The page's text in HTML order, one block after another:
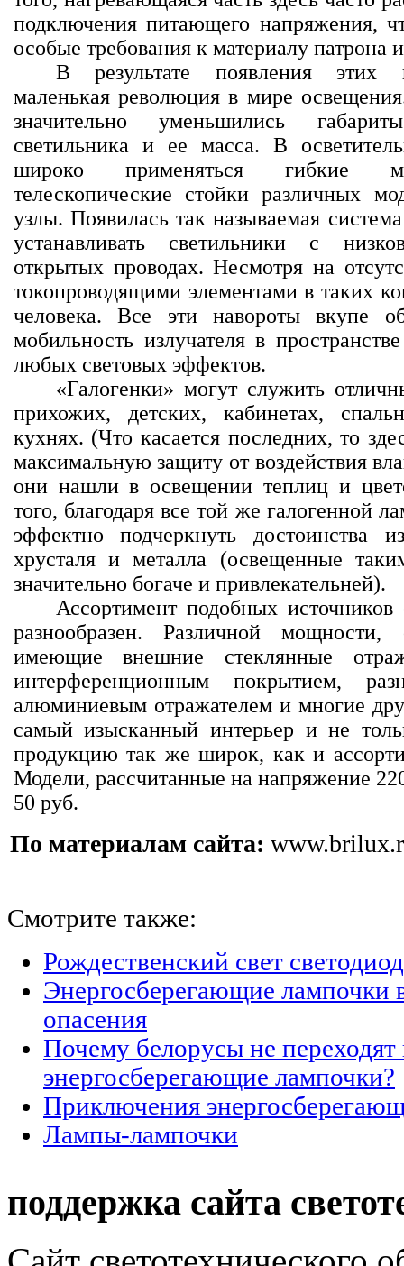
подключения питающего напряжения,
особые требования к материалу патрона
В результате появления этих
маленькая революция в мире
значительно уменьшились
светильника и ее масса. В
широко применяться гибкие
телескопические стойки различных
узлы. Появилась так называемая
устанавливать светильники с
открытых проводах. Несмотря на
токопроводящими элементами в таких
человека. Все эти навороты вкупе
мобильность излучателя в
любых световых эффектов.
«Галогенки» могут служить
прихожих, детских, кабинетах,
кухнях. (Что касается последних, то
максимальную защиту от воздействия
они нашли в освещении теплиц и
того, благодаря все той же галогенной
эффектно подчеркнуть достоинства
хрусталя и металла (освещенные
значительно богаче и привлекательней).
Ассортимент подобных
разнообразен. Различной
имеющие внешние стеклянные
интерференционным покрытием,
алюминиевым отражателем и многие
самый изысканный интерьер и не
продукцию так же широк, как и
Модели, рассчитанные на напряжение
50 руб.
По материалам сайта:
Смотрите также:
Рождественский свет
Энергосберегающие лампочки
опасения
Почему белорусы не переходят
энергосберегающие лампочки?
Приключения
Лампы-лампочки
поддержка сайта